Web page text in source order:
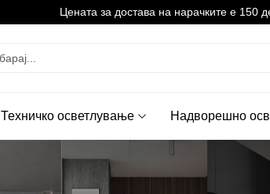
Цената за достава на нарачките е 150
Техничко осветлување Надворешно